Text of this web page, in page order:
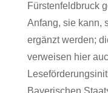
Fürstenfeldbruck
Anfang, sie kann,
ergänzt werden;
verweisen hier
Bayerischen